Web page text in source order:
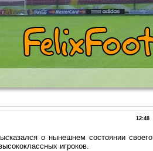
12:48
о нынешнем состоянии своего
игроков.